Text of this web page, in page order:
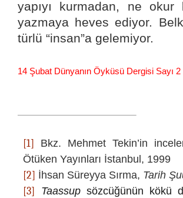
yapıyı kurmadan, ne
yazmaya heves ediyor.
türlü “insan”a gelemiyor.
14 Şubat Dünyanın Öyküsü Dergisi Sayı
[1] Bkz. Mehmet Tekin’in
Ötüken Yayınları İstanbul, 1999
[2] İhsan Süreyya Sırma, Tarih
[3] Taassupsözcüğünün kökü